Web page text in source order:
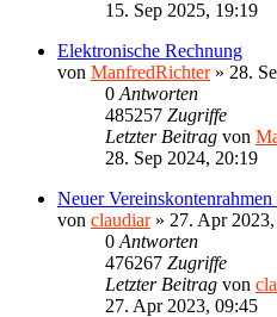
15. Sep 2025, 19:19
Elektronische Rechnung
von ManfredRichter» 28.
0 Antworten
485257 Zugriffe
Letzter Beitrag von
28. Sep 2024, 20:19
Neuer
von claudiar» 27. Apr
0 Antworten
476267 Zugriffe
Letzter Beitrag von
27. Apr 2023, 09:45